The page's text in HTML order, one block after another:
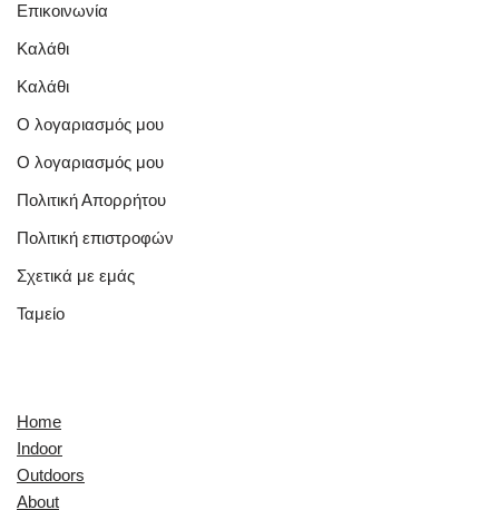
Επικοινωνία
Καλάθι
Καλάθι
Ο λογαριασμός μου
Ο λογαριασμός μου
Πολιτική Απορρήτου
Πολιτική επιστροφών
Σχετικά με εμάς
Ταμείο
Home
Indoor
Outdoors
About